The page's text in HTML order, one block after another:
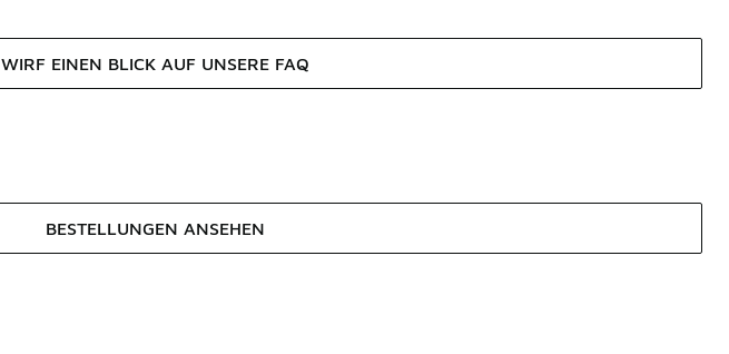
WIRF EINEN BLICK AUF UNSERE FAQ
BESTELLUNGEN ANSEHEN